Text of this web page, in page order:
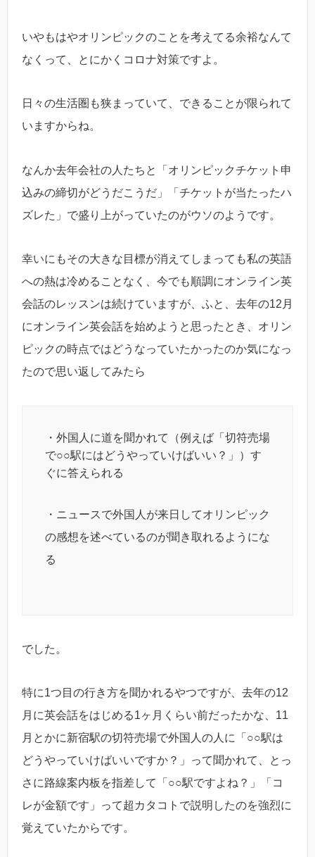
いやもはやオリンピックのことを考えてる余裕なんて
なくって、とにかくコロナ対策ですよ。
日々の生活圏も狭まっていて、できることが限られて
いますからね。
なんか去年会社の人たちと「オリンピックチケット申
込みの締切がどうだこうだ」「チケットが当たったハ
ズレた」で盛り上がっていたのがウソのようです。
幸いにもその大きな目標が消えてしまっても私の英語
への熱は冷めることなく、今でも順調にオンライン英
会話のレッスンは続けていますが、ふと、去年の12月
にオンライン英会話を始めようと思ったとき、オリン
ピックの時点ではどうなっていたかったのか気になっ
たので思い返してみたら
・外国人に道を聞かれて（例えば「切符売場
で○○駅にはどうやっていけばいい？」）す
ぐに答えられる
・ニュースで外国人が来日してオリンピック
の感想を述べているのが聞き取れるようにな
る
でした。
特に1つ目の行き方を聞かれるやつですが、去年の12
月に英会話をはじめる1ヶ月くらい前だったかな、11
月とかに新宿駅の切符売場で外国人の人に「○○駅は
どうやっていけばいいですか？」って聞かれて、とっ
さに路線案内板を指差して「○○駅ですよね？」「コ
レが金額です」って超カタコトで説明したのを強烈に
覚えていたからです。